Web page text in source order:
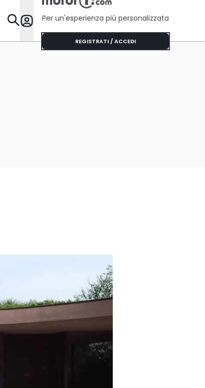
Da Sapere
Per un'esperienza più personalizzata
REGISTRATI / ACCEDI